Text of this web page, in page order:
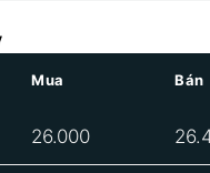
Mua Bán
26.000